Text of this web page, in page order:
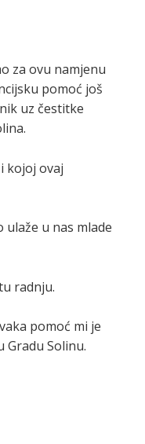
za ovu namjenu
pomoć još
uz čestitke
kojoj ovaj
u nas mlade
radnju.
pomoć mi je
Solinu.